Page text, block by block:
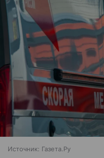
Источник: Газета.Ру